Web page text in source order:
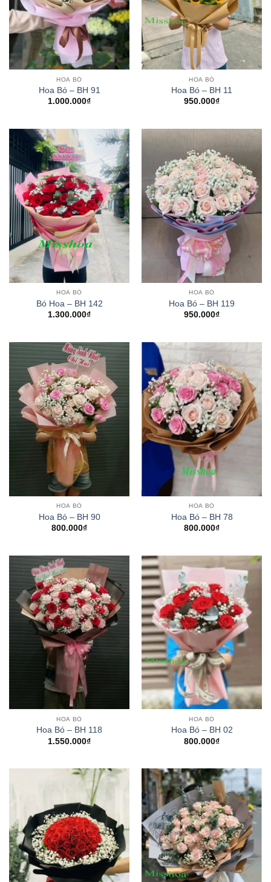
HOA BÓ
Hoa Bó – BH 91
1.000.000₫
HOA BÓ
Hoa Bó – BH 11
950.000₫
HOA BÓ
Bó Hoa – BH 142
1.300.000₫
HOA BÓ
Hoa Bó – BH 119
950.000₫
HOA BÓ
Hoa Bó – BH 90
800.000₫
HOA BÓ
Hoa Bó – BH 78
800.000₫
HOA BÓ
Hoa Bó – BH 118
1.550.000₫
HOA BÓ
Hoa Bó – BH 02
800.000₫